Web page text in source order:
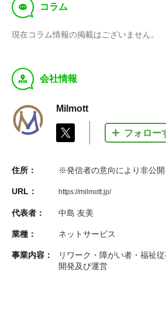
f コラム
現在コラム情報の掲載はございません。
y 会社情報
Milmott
フォロー
住所： ※発信者の意向により非公開
URL： https://milmott.jp/
代表者： 中島 友美
業種： ネットサービス
事業内容：
リワーク・障がい者・福祉
開発及び運営